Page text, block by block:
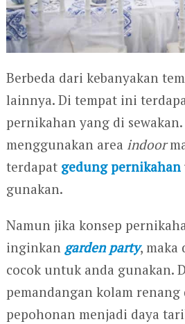
Berbeda dari kebanyakan
lainnya. Di tempat ini
pernikahan yang di
menggunakan area indoor
terdapat gedung pernikahan
gunakan.
Namun jika konsep
inginkan garden party, maka
cocok untuk anda gunakan.
pemandangan kolam
pepohonan menjadi daya